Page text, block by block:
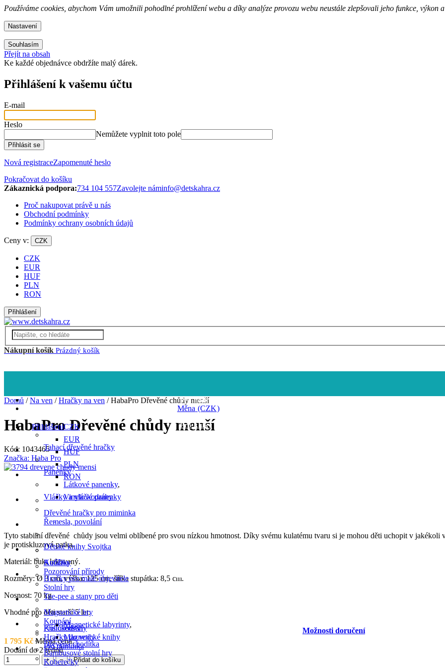
Používáme cookies, abychom Vám umožnili pohodlné prohlížení webu a díky analýze provozu webu neustále zlepšovali jeho funkce, výkon
Nastavení
Souhlasím
Přejít na obsah
Ke každé objednávce obdržíte malý dárek.
Přihlášení k vašemu účtu
E-mail
Heslo
Nemůžete vyplnit toto pole
Přihlásit se
Nová registraceZapomenuté heslo
Pokračovat do košíku
Zákaznická podpora:734 104 557
info@detskahra.cz
Proč nakupovat právě u nás
Obchodní podmínky
Podmínky ochrany osobních údajů
Ceny v: CZK
CZK
EUR
HUF
PLN
RON
Přihlášení
Nákupní košík Prázdný košík
Tahací dřevěné hračky
Dřevěné hračky pro miminka
Hračky pro malé objevitele
Dřevěná chodítka
Pro holky
Panenky
Látkové panenky,
Vinylové panenky
Kočárky
Příslušenství
Pro kluky
Vláčky a vláčkodráhy
Autíčka
Kuličkodráhy
Řemesla, povolání
Stolní hry
Bambusové stolní hry
Dětské knihy Svojtka
Magnetické hry
Magnetické labyrinty,
Magnetické knihy
Pozorování přírody
Hračky do vody
Tee-pee a stany pro děti
Koberečky
Koupání
Pro miminka
Měna (CZK)
CZK
EUR
HUF
PLN
RON
Přihlášení
Domů / Na ven / Hračky na ven / HabaPro Dřevěné chůdy menší
HabaPro Dřevěné chůdy menší
Kód: 1043465
Značka: Haba Pro
1 795 Kč Měrná cena:
Dodání do 2 týdnů
Možnosti doručení
+ − Přidat do košíku
Tyto stabilní dřevěné chůdy jsou velmi oblíbené pro svou nízkou hmotnost. Díky svému kulatému tvaru si je mohou děti uchopit v jakékoli
je protiskluzová patka.
Materiál: buk, lakovaný.
Rozměry: Ø 3 cm, výška: 125 cm, šířka stupátka: 8,5 cm.
Nosnost: 70 kg
Vhodné pro děti starší 5 let.